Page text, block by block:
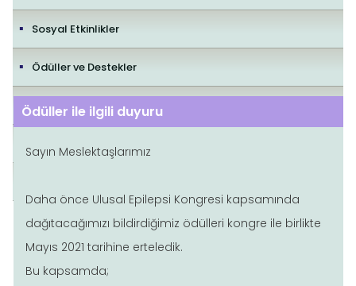
Sosyal Etkinlikler
Ödüller ve Destekler
İletişim
Yayıncılık Politikaları
Ödüller ile ilgili duyuru
Sayın Meslektaşlarımız
Daha önce Ulusal Epilepsi Kongresi kapsamında
dağıtacağımızı bildirdiğimiz ödülleri kongre ile birlikte
Mayıs 2021 tarihine erteledik.
Bu kapsamda;